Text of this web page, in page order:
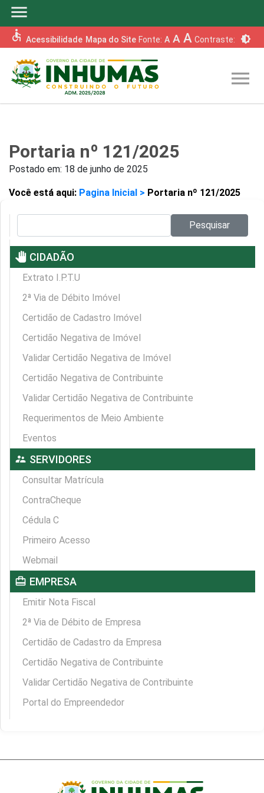
menu
accessible Acessibilidade Mapa do Site Fonte: A A A Contraste: brightness_6
menu
Portaria nº 121/2025
Postado em: 18 de junho de 2025
Você está aqui: Pagina Inicial > Portaria nº 121/2025
Pesquisar
pan_tool CIDADÃO
Extrato I.P.T.U
2ª Via de Débito Imóvel
Certidão de Cadastro Imóvel
Certidão Negativa de Imóvel
Validar Certidão Negativa de Imóvel
Certidão Negativa de Contribuinte
Validar Certidão Negativa de Contribuinte
Requerimentos de Meio Ambiente
Eventos
supervisor_account SERVIDORES
Consultar Matrícula
ContraCheque
Cédula C
Primeiro Acesso
Webmail
card_travel EMPRESA
Emitir Nota Fiscal
2ª Via de Débito de Empresa
Certidão de Cadastro da Empresa
Certidão Negativa de Contribuinte
Validar Certidão Negativa de Contribuinte
Portal do Empreendedor